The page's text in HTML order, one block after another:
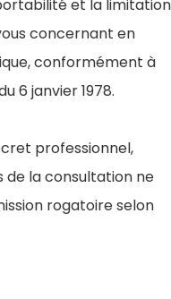
et la limitation
concernant en
conformément à
6 janvier 1978.
professionnel,
de la consultation ne
rogatoire selon